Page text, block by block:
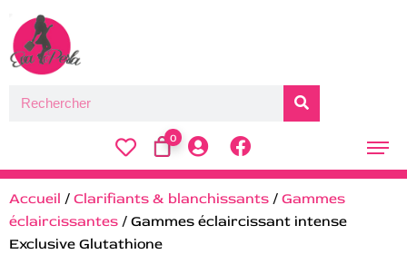
0
Accueil / Clarifiants & blanchissants / Gammes
éclaircissantes / Gammes éclaircissant intense
Exclusive Glutathione